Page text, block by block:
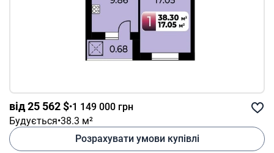
від 25 562 $•1 149 000 грн
Будується•38.3 м²
Розрахувати умови купівлі